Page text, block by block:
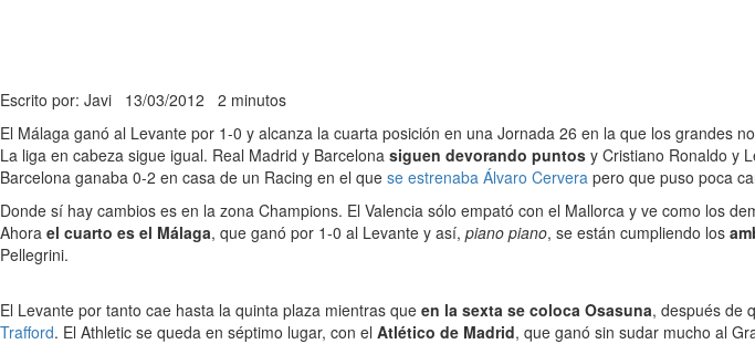
Escrito por: Javi 13/03/2012 2 minutos
El Málaga ganó al Levante por 1-0 y alcanza la cuarta posición en una Jornada 26 en la que los grandes
La liga en cabeza sigue igual. Real Madrid y Barcelona siguen devorando puntos y Cristiano Ronaldo y
Barcelona ganaba 0-2 en casa de un Racing en el que se estrenaba Álvaro Cervera pero que puso poca
Donde sí hay cambios es en la zona Champions. El Valencia sólo empató con el Mallorca y ve como los
Ahora el cuarto es el Málaga, que ganó por 1-0 al Levante y así, piano piano, se están cumpliendo los
Pellegrini.
El Levante por tanto cae hasta la quinta plaza mientras que en la sexta se coloca Osasuna, después de
Trafford. El Athletic se queda en séptimo lugar, con el Atlético de Madrid, que ganó sin sudar mucho al